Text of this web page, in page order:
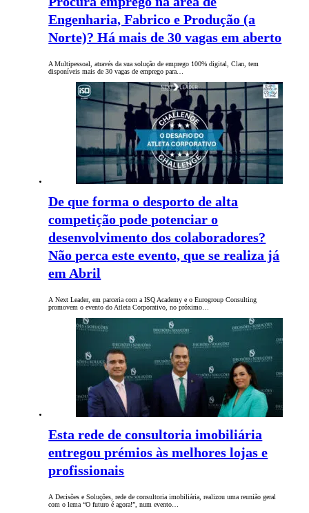
Engenharia, Fabrico e Produção (a
Norte)? Há mais de 30 vagas em aberto
A Multipessoal, através da sua solução de emprego 100% digital, Clan, tem
disponíveis mais de 30 vagas de emprego para…
De que forma o desporto de alta
competição pode potenciar o
desenvolvimento dos colaboradores?
Não perca este evento, que se realiza já
em Abril
A Next Leader, em parceria com a ISQ Academy e o Eurogroup Consulting
promovem o evento do Atleta Corporativo, no próximo…
Esta rede de consultoria imobiliária
entregou prémios às melhores lojas e
profissionais
A Decisões e Soluções, rede de consultoria imobiliária, realizou uma reunião geral
com o lema “O futuro é agora!”, num evento…